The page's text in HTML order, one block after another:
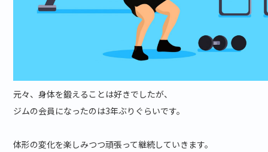
元々、身体を鍛えることは好きでしたが、
ジムの会員になったのは3年ぶりぐらいです。
体形の変化を楽しみつつ頑張って継続していきます。